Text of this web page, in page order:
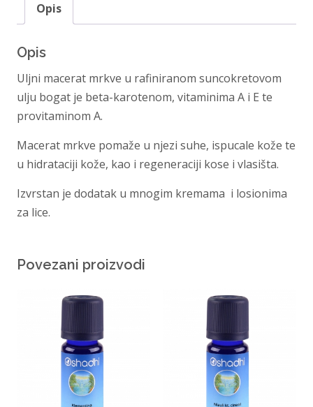
Opis
Opis
Uljni macerat mrkve u rafiniranom suncokretovom
ulju bogat je beta-karotenom, vitaminima A i E te
provitaminom A.
Macerat mrkve pomaže u njezi suhe, ispucale kože te
u hidrataciji kože, kao i regeneraciji kose i vlasišta.
Izvrstan je dodatak u mnogim kremama i losionima
za lice.
Povezani proizvodi